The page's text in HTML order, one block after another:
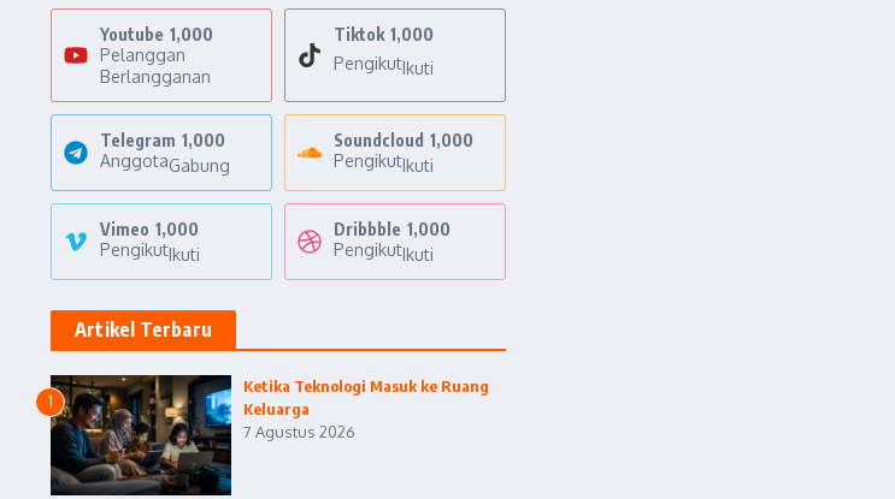
Youtube 1,000
Pelanggan
Berlangganan
Tiktok 1,000
PengikutIkuti
Telegram 1,000
AnggotaGabung
Soundcloud 1,000
PengikutIkuti
Vimeo 1,000
PengikutIkuti
Dribbble 1,000
PengikutIkuti
Artikel Terbaru
1
Ketika Teknologi Masuk ke Ruang
Keluarga
7 Agustus 2026